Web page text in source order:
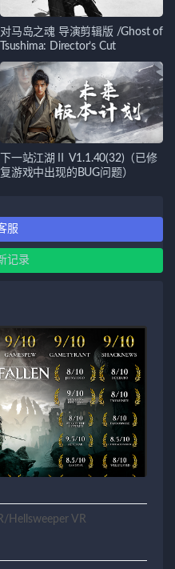
对马岛之魂 导演剪辑版 /Ghost of
Tsushima: Director’s Cut
下一站江湖Ⅱ V1.1.40(32)（已修
复游戏中出现的BUG问题）
服
记录
Hellsweeper VR